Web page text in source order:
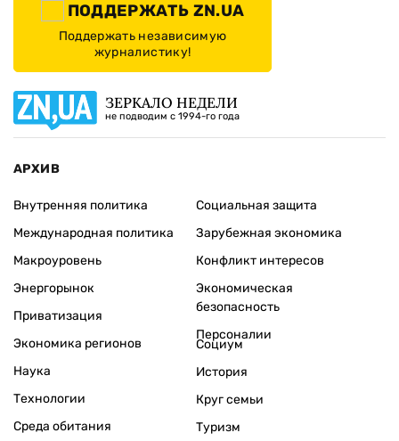
ПОДДЕРЖАТЬ ZN.UA
Поддержать независимую
журналистику!
ЗЕРКАЛО НЕДЕЛИ
не подводим с 1994-го года
АРХИВ
Внутренняя политика
Международная политика
Макроуровень
Энергорынок
Приватизация
Экономика регионов
Социальная защита
Зарубежная экономика
Конфликт интересов
Экономическая
безопасность
Персоналии
Наука
Технологии
Среда обитания
Социум
История
Круг семьи
Туризм